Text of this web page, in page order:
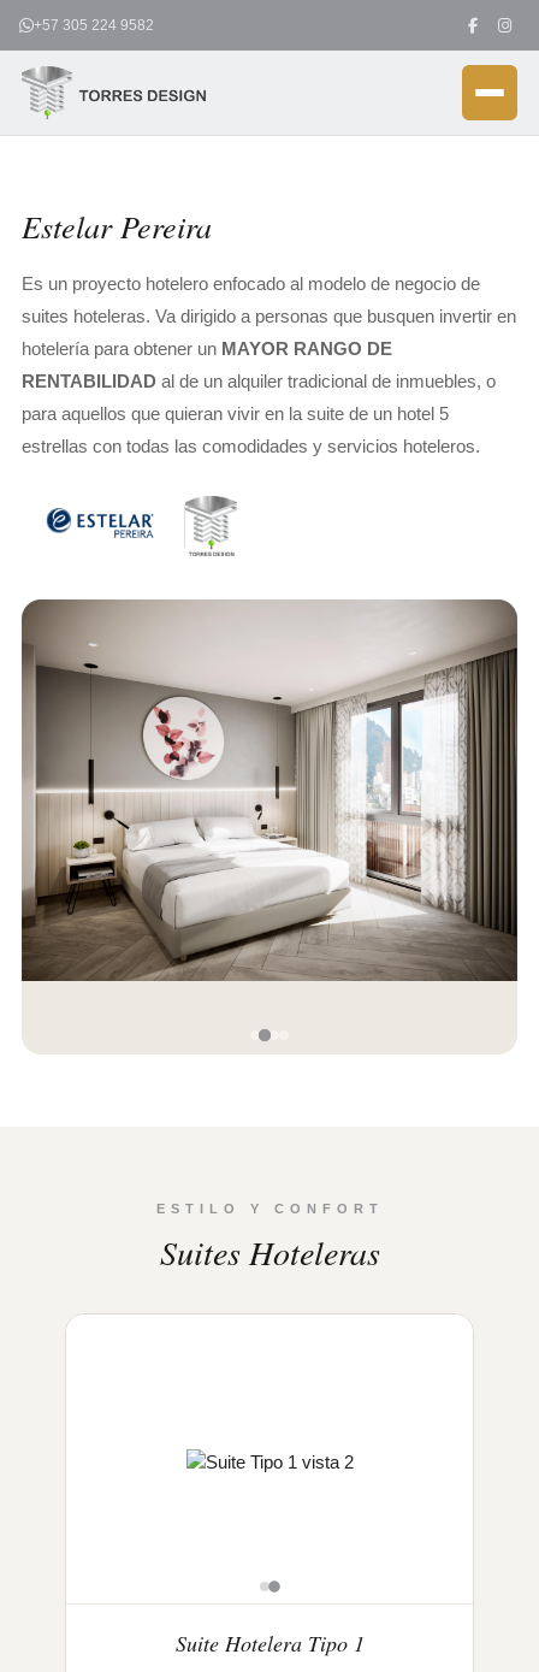
contenido
+57 305 224 9582
Estelar Pereira
Es un proyecto hotelero enfocado al modelo de negocio de
suites hoteleras. Va dirigido a personas que busquen invertir en
hotelería para obtener un MAYOR RANGO DE
RENTABILIDAD al de un alquiler tradicional de inmuebles, o
para aquellos que quieran vivir en la suite de un hotel 5
estrellas con todas las comodidades y servicios hoteleros.
ESTILO Y CONFORT
Suites Hoteleras
Suite Hotelera Tipo 1